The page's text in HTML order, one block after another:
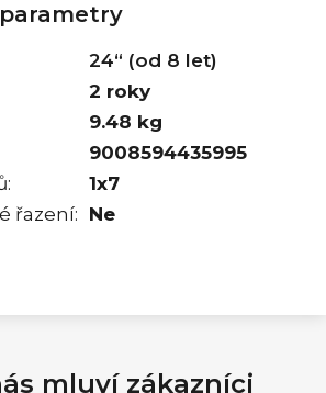
24“ (od 8 let)
2 roky
9.48 kg
9008594435995
: 1x7
řazení: Ne
mluví zákazníci